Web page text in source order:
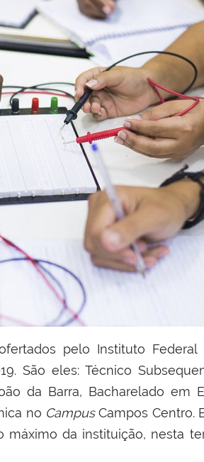
pelo Instituto
São eles: Técnico
da Barra, Bacharelado em
no CampusCampos Centro.
máximo da instituição, nesta